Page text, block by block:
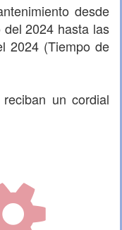
desde
2024 hasta las
2024 (Tiempo de
un cordial